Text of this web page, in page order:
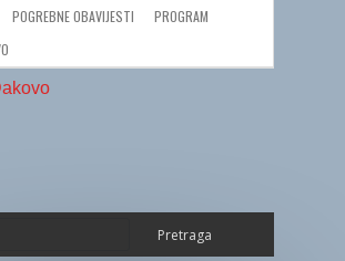
POGREBNE OBAVIJESTI
PROGRAM